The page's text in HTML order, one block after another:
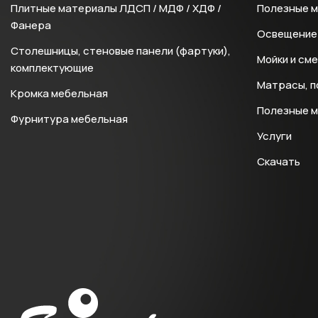
Плитные материалы ЛДСП / МДФ / ХДФ /
Фанера
Столешницы, стеновые панели (фартуки),
комплектующие
Кромка мебельная
Фурнитура мебельная
Полезные
Освещение
Мойки и
Матрасы,
Полезные
Услуги
Скачать